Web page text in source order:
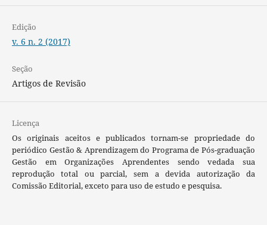
Edição
v. 6 n. 2 (2017)
Seção
Artigos de Revisão
Licença
Os originais aceitos e publicados tornam-se propriedade do
periódico Gestão & Aprendizagem do Programa de Pós-graduação
Gestão em Organizações Aprendentes sendo vedada sua
reprodução total ou parcial, sem a devida autorização da
Comissão Editorial, exceto para uso de estudo e pesquisa.